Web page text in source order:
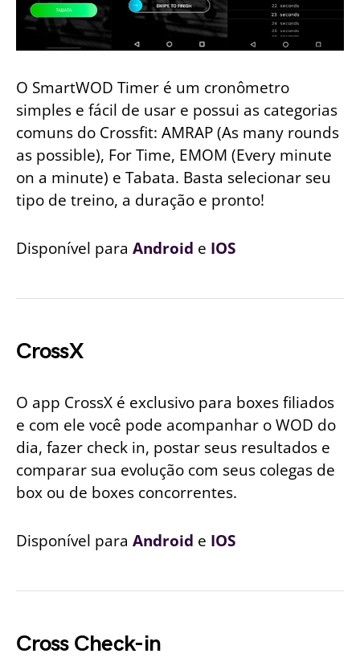
O SmartWOD Timer é um cronômetro
simples e fácil de usar e possui as categorias
comuns do Crossfit: AMRAP (As many rounds
as possible), For Time, EMOM (Every minute
on a minute) e Tabata. Basta selecionar seu
tipo de treino, a duração e pronto!
Disponível para Android e IOS
CrossX
O app CrossX é exclusivo para boxes filiados
e com ele você pode acompanhar o WOD do
dia, fazer check in, postar seus resultados e
comparar sua evolução com seus colegas de
box ou de boxes concorrentes.
Disponível para Android e IOS
Cross Check-in